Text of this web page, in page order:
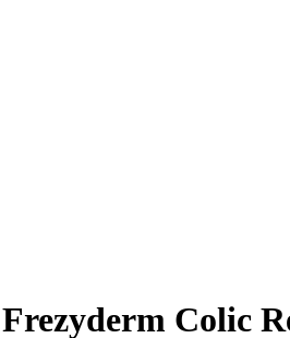
Frezyderm Colic